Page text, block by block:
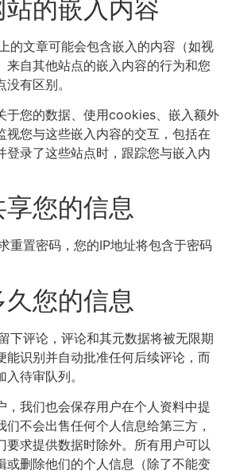
的嵌入内容
的文章可能会包含嵌入的内容（如视
来自其他站点的嵌入内容的行为和您
有区别。
于您的数据、使用cookies、嵌入额外
视您与这些嵌入内容的交互，包括在
登录了这些站点时，跟踪您与嵌入内
您的信息
重置密码，您的IP地址将包含于密码
您的信息
下评论，评论和其元数据将被无限期
能识别并自动批准任何后续评论，而
待审队列。
，我们也会保存用户在个人资料中提
不会出售任何个人信息给第三方，
要求提供数据时除外。所有用户可以
或删除他们的个人信息（除了不能变